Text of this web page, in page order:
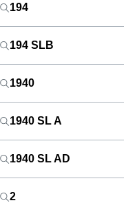
194
194 SLB
1940
1940 SL A
1940 SL AD
2